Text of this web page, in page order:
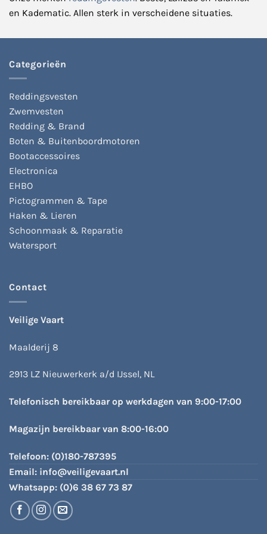
en Kadematic. Allen sterk in verscheidene situaties.
Categorieën
Reddingsvesten
Zwemvesten
Redding & Brand
Boten & Buitenboordmotoren
Bootaccessoires
Electronica
EHBO
Pictogrammen & Tape
Haken & Lieren
Schoonmaak & Reparatie
Watersport
Contact
Veilige Vaart
Maalderij 8
2913 LZ Nieuwerkerk a/d IJssel, NL
Telefonisch bereikbaar op werkdagen van 9:00-17:00
Magazijn bereikbaar van 8:00-16:00
Telefoon: (0)180-787395
Email: info@veiligevaart.nl
Whatsapp: (0)6 38 67 73 87